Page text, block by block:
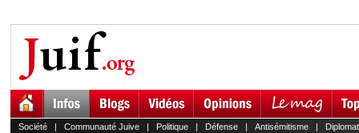
Société| Communauté Juive| Politique| Défense| Antisémitisme|